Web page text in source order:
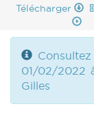
Télécharger
01/02/2022
Gilles